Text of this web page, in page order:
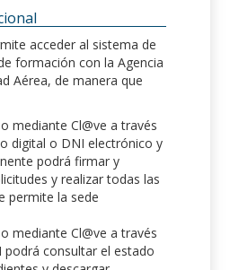
acceder al sistema de
formación con la Agencia
Aérea, de manera que
mediante Cl@ve a través
digital o DNI electrónico y
podrá firmar y
y realizar todas las
permite la sede
mediante Cl@ve a través
podrá consultar el estado